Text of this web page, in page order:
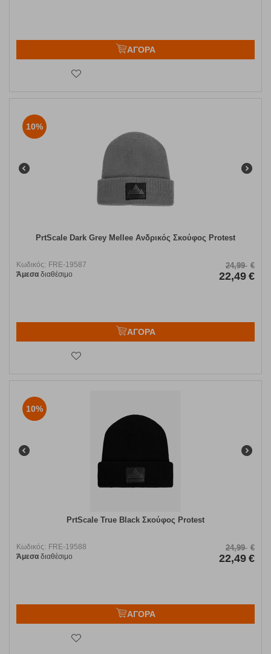
ΑΓΟΡΑ
10%
PrtScale Dark Grey Mellee Ανδρικός Σκούφος Protest
Κωδικός: FRE-19587
Άμεσα διαθέσιμο
24,99 €
22,49 €
ΑΓΟΡΑ
10%
PrtScale True Black Σκούφος Protest
Κωδικός: FRE-19588
Άμεσα διαθέσιμο
24,99 €
22,49 €
ΑΓΟΡΑ